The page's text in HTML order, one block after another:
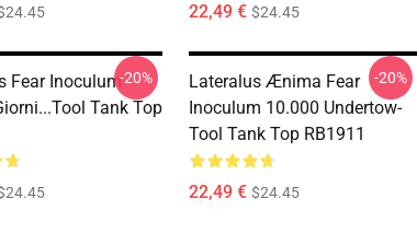
22,49 € $24.45
Fear Inoculum
Tank Top
-20%
Lateralus Ænima Fear
Inoculum 10.000 Undertow-
Tool Tank Top RB1911
22,49 € $24.45
-20%